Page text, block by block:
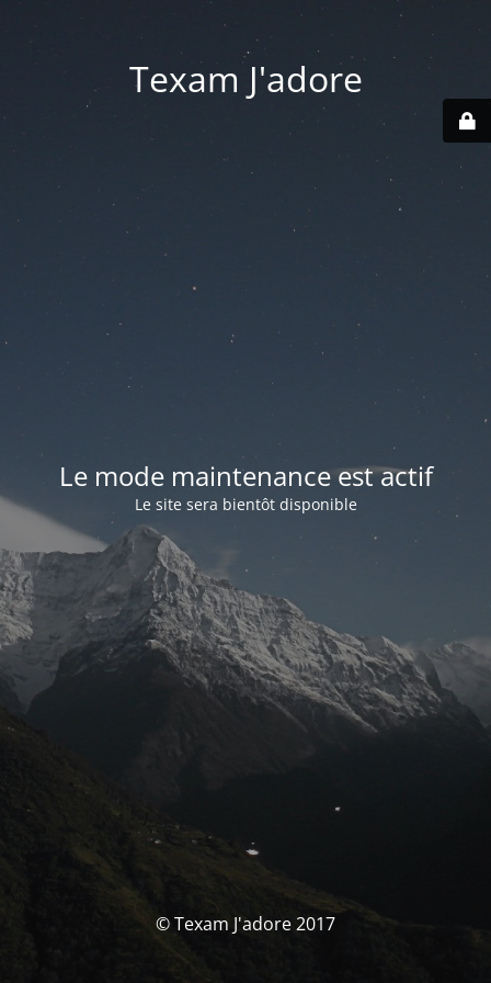
Texam J'adore
Le mode maintenance est actif
Le site sera bientôt disponible
© Texam J'adore 2017